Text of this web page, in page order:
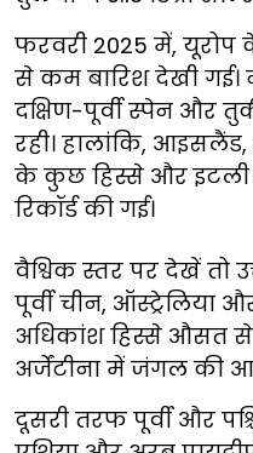
फरवरी 2025 में,
से कम बारिश देखी गई।
दक्षिण-पूर्वी स्पेन और
रही। हालांकि,
के कुछ हिस्से और इटली
रिकॉर्ड की गई।
वैश्विक स्तर पर देखें तो
पूर्वी चीन, ऑस्ट्रेलिया
अधिकांश हिस्से औसत से
अर्जेंटीना में जंगल की
दूसरी तरफ पूर्वी और